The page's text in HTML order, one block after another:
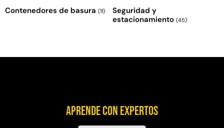
Contenedores de basura (11)
Seguridad y
estacionamiento (45)
Aprende con expertos